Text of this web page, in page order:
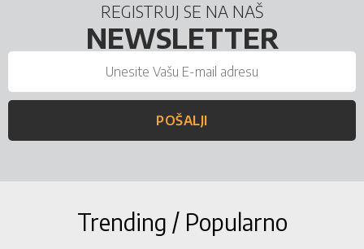
REGISTRUJ SE NA NAŠ
NEWSLETTER
POŠALJI
Trending / Popularno